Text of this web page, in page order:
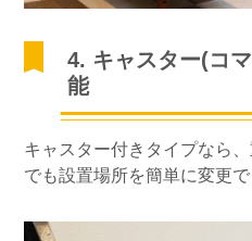
4. キャスター(コ
能
キャスター付きタイプなら
でも設置場所を簡単に変更で